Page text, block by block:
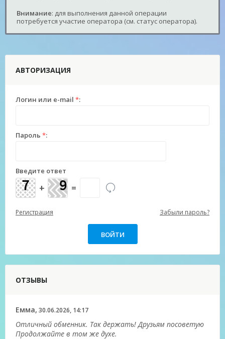
Внимание: для выполнения данной операции
потребуется участие оператора (см. статус оператора).
АВТОРИЗАЦИЯ
Логин или e-mail *:
Пароль *:
Введите ответ
+ =
Регистрация Забыли пароль?
ОТЗЫВЫ
Емма, 30.06.2026, 14:17
Отличный обменник. Так держать! Друзьям посоветую
Продолжайте в том же духе.